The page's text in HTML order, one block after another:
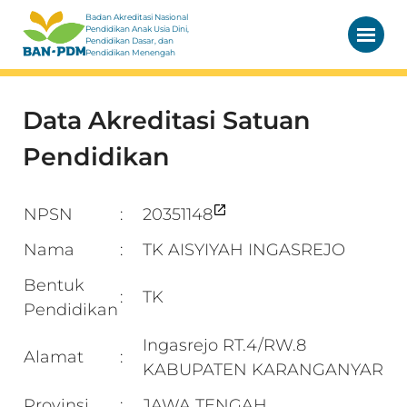
Badan Akreditasi Nasional
Pendidikan Anak Usia Dini,
Pendidikan Dasar, dan
Pendidikan Menengah
Data Akreditasi Satuan
Pendidikan
NPSN :
20351148
Nama
:
TK AISYIYAH INGASREJO
Bentuk
Pendidikan
: TK
Alamat :
Ingasrejo RT.4/RW.8
KABUPATEN KARANGANYAR